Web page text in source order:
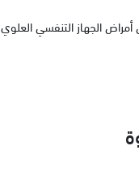
الجهاز التنفسي العلوي.